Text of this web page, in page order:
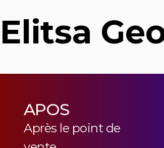
Elitsa
APOS
Après le point de